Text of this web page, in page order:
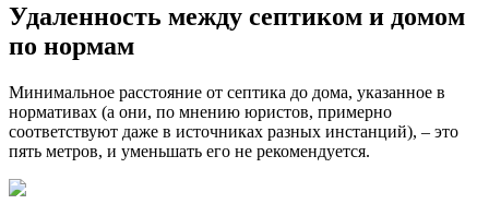
Удаленность между септиком и домом
по нормам
Минимальное расстояние от септика до дома, указанное в
нормативах (а они, по мнению юристов, примерно
соответствуют даже в источниках разных инстанций), – это
пять метров, и уменьшать его не рекомендуется.